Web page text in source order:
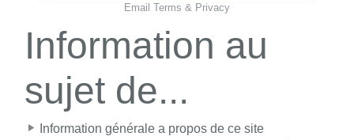
Email Terms & Privacy
Information au
sujet de...
Information générale a propos de ce site